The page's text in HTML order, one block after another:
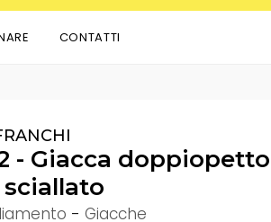
CONTATTI
- Giacca
- Giacche